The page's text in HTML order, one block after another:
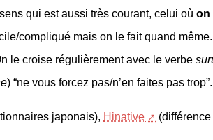
qui est aussi très courant, celui où on
compliqué mais on le fait quand
le croise régulièrement avec le verbe
) “ne vous forcez pas/n’en faites pas trop”.
japonais), Hinative